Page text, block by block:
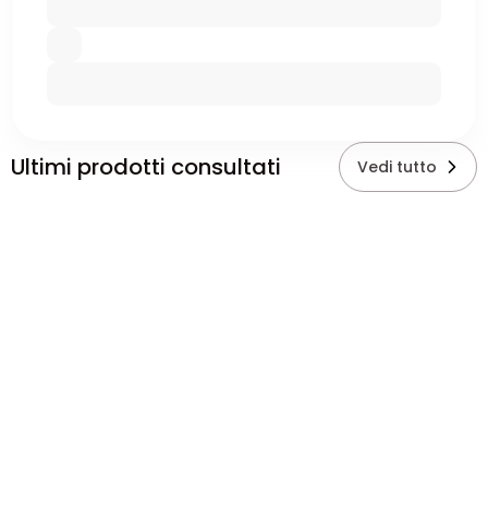
Ultimi prodotti consultati Vedi tutto